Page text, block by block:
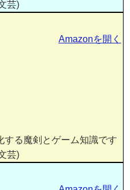
芸)
する魔剣とゲーム知識です
芸)
Amazonを開く